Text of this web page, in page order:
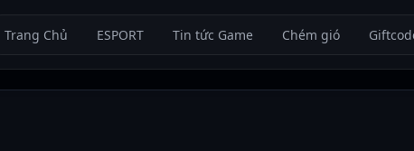
Trang Chủ ESPORT Tin tức Game Chém gió